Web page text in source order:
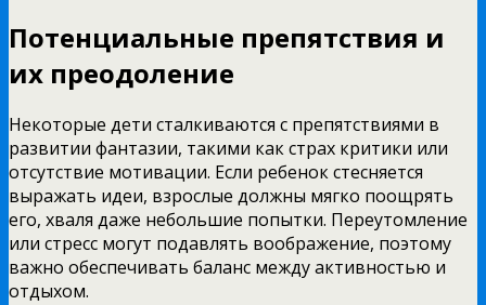
Потенциальные препятствия и
их преодоление
Некоторые дети сталкиваются с препятствиями в
развитии фантазии, такими как страх критики или
отсутствие мотивации. Если ребенок стесняется
выражать идеи, взрослые должны мягко поощрять
его, хваля даже небольшие попытки. Переутомление
или стресс могут подавлять воображение, поэтому
важно обеспечивать баланс между активностью и
отдыхом.